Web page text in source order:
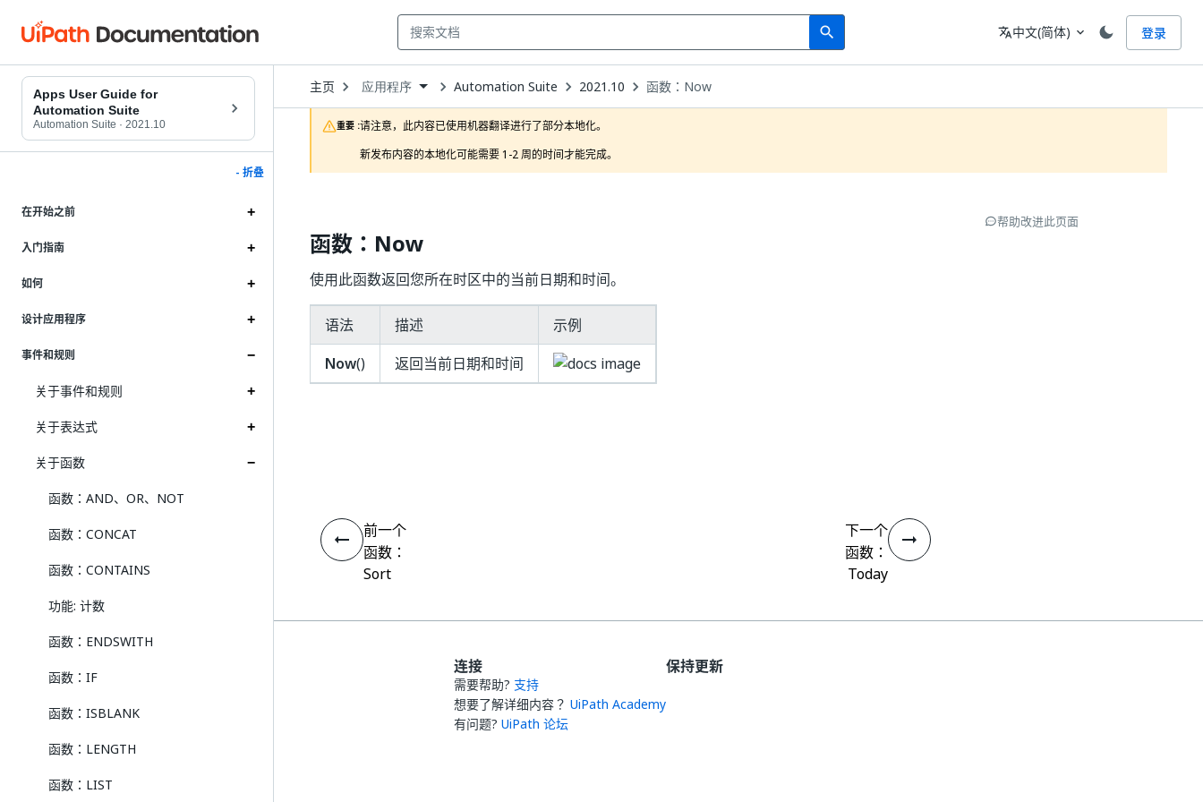
search
Search 语言
translate中文(简体) expand_more 登录
Apps User Guide for
Automation Suite
Automation Suite · 2021.10
- 折叠
在开始之前
入门指南
如何
设计应用程序
事件和规则
关于事件和规则
关于表达式
关于函数
函数：AND、OR、NOT
函数：CONCAT
函数：CONTAINS
功能: 计数
函数：ENDSWITH
函数：IF
函数：ISBLANK
函数：LENGTH
函数：LIST
主页 Open
Dropdown
to
choose
product
应用程序 Automation Suite 2021.10 函数：Now
重要 :请注意，此内容已使用机器翻译进行了部分本地化。
新发布内容的本地化可能需要 1-2 周的时间才能完成。
函数：Now
使用此函数返回您所在时区中的当前日期和时间。
语法 描述
示例
Now() 返回当前日期和时间
帮助改进此页面
前一个
函数：
Sort
下一个
函数：
Today
连接
需要帮助? 支持
想要了解详细内容？ UiPath Academy
有问题? UiPath 论坛
保持更新